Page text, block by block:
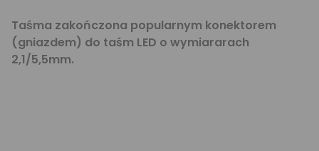
Taśma zakończona popularnym konektorem
(gniazdem) do taśm LED o wymiararach
2,1/5,5mm.